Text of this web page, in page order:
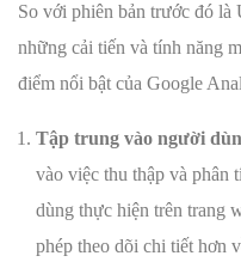
So với phiên bản trước đó
những cải tiến và tính năng
điểm nổi bật của Google
Tập trung vào người
vào việc thu thập và phân
dùng thực hiện trên trang
phép theo dõi chi tiết hơn